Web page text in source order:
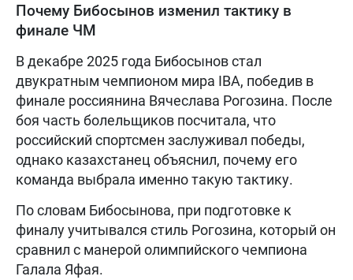
Почему Бибосынов изменил тактику в
финале ЧМ
В декабре 2025 года Бибосынов стал
двукратным чемпионом мира IBA, победив в
финале россиянина Вячеслава Рогозина. После
боя часть болельщиков посчитала, что
российский спортсмен заслуживал победы,
однако казахстанец объяснил, почему его
команда выбрала именно такую тактику.
По словам Бибосынова, при подготовке к
финалу учитывался стиль Рогозина, который он
сравнил с манерой олимпийского чемпиона
Галала Яфая.